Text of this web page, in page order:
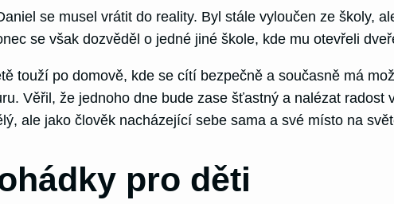
se musel vrátit do reality. Byl stále vyloučen ze školy,
se však dozvěděl o jedné jiné škole, kde mu otevřeli
touží po domově, kde se cítí bezpečně a současně má
Věřil, že jednoho dne bude zase šťastný a nalézat
ale jako člověk nacházející sebe sama a své místo na
pro děti